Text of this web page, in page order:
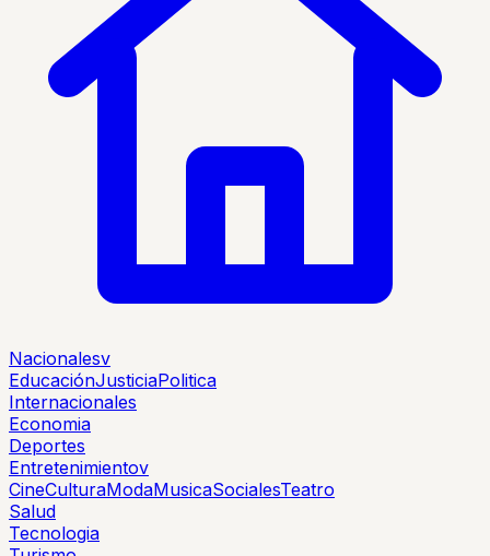
Nacionalesv
EducaciónJusticiaPolitica
Internacionales
Economia
Deportes
Entretenimientov
CineCulturaModaMusicaSocialesTeatro
Salud
Tecnologia